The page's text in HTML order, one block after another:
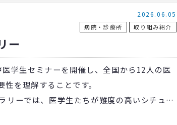
病院・診療所 取り組み紹介
2026.06.05
ー
学生セミナーを開催し、全国から12人の医
を理解することです。
ーでは、医学生たちが難度の高いシチュエ
なかったので勉強して再びリベンジした